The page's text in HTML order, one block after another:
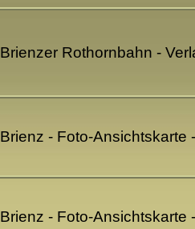
Brienzer Rothornbahn -
Brienz - Foto-Ansichtskarte
Brienz - Foto-Ansichtskarte